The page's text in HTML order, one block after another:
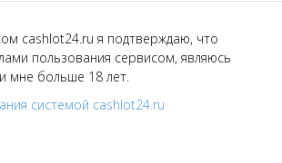
cashlot24.ru я подтверждаю, что
пользования сервисом, являюсь
мне больше 18 лет.
системой cashlot24.ru